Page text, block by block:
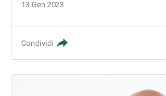
13 Gen 2023
Condividi